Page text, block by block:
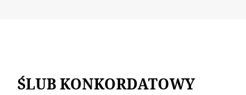
ŚLUB KONKORDATOWY